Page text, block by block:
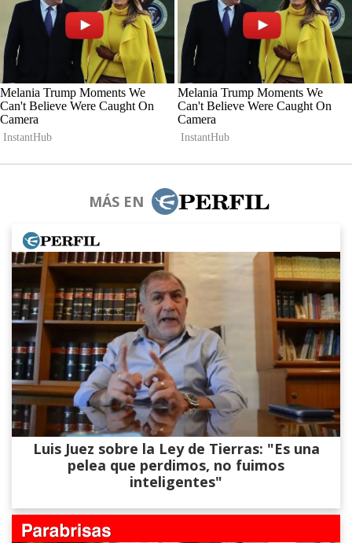
MÁS EN
Luis Juez sobre la Ley de Tierras: "Es una
pelea que perdimos, no fuimos
inteligentes"